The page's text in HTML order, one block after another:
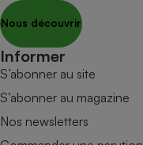
Nous découvrir
Informer
S’abonner au site
S’abonner au magazine
Nos newsletters